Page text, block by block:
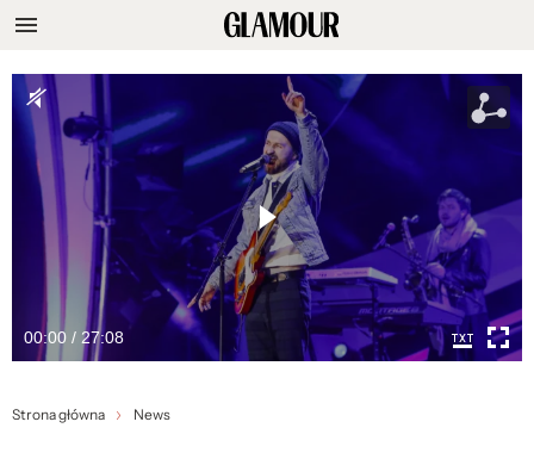
00:00 / 27:08
Strona główna News